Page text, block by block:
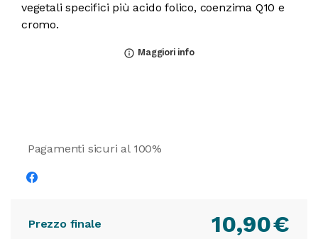
vegetali specifici più acido folico, coenzima Q10 e
cromo.
info_outline Maggiori info
Pagamenti sicuri al 100%
Prezzo finale €
10,90